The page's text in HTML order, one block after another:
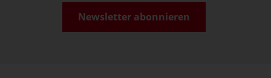
Newsletter abonnieren